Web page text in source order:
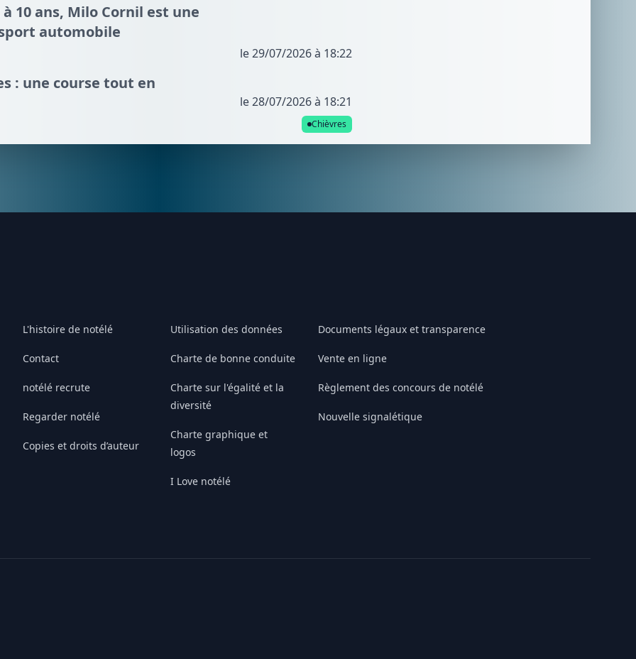
10 ans, Milo Cornil est une
automobile
le 29/07/2026 à 18:22
: une course tout en
le 28/07/2026 à 18:21
Chièvres
L'histoire de notélé
Contact
notélé recrute
Regarder notélé
Copies et droits d’auteur
Utilisation des données
Charte de bonne conduite
Charte sur l'égalité et la
diversité
Charte graphique et
logos
I Love notélé
Documents légaux et transparence
Vente en ligne
Règlement des concours de notélé
Nouvelle signalétique